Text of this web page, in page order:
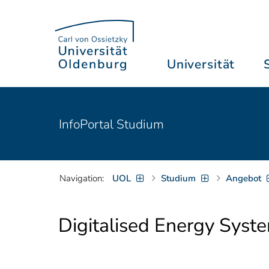
Universität
InfoPortal Studium
Navigation: UOL Studium Angebot
Digitalised Energy